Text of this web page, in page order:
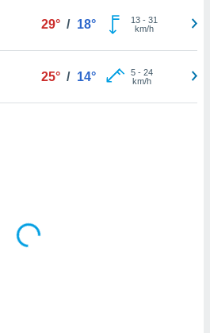
29° / 18° 13- 31
km/h
25° / 14° 5- 24
km/h